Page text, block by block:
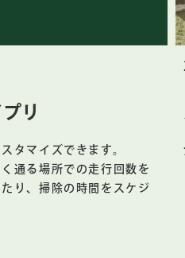
リ
タマイズできます。
通る場所での走行回数を
り、掃除の時間をスケジ